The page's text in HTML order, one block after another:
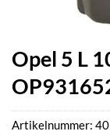
Opel 5 L
Artikelnummer: